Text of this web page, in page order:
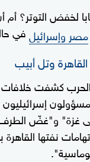
لخفض التوتر؟ أم
مصر وإسرائيلفي
وتل أبيب
الحرب كشفت
غزة" و"غضّ
نفتها القاهرة